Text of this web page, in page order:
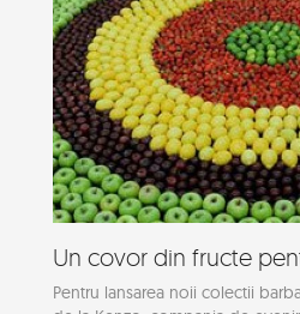
Un covor din fructe
Pentru lansarea noii colectii